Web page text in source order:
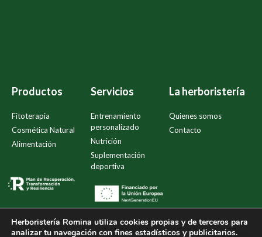
Productos
Fitoterapia
Cosmética Natural
Alimentación
Servicios
Entrenamiento
personalizado
Nutrición
Suplementación
deportiva
La herboristería
Quienes somos
Contacto
Herboristería Romina utiliza cookies propias y de terceros para
analizar tu navegación con fines estadísticos y publicitarios.